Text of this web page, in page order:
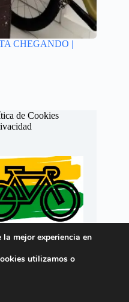
CHEGANDO |
de Cookies
(Brasil)
mejor experiencia en
utilizamos o